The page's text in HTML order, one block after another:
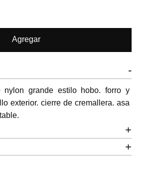
Agregar
-
nylon grande estilo hobo. forro y
exterior. cierre de cremallera. asa
+
+